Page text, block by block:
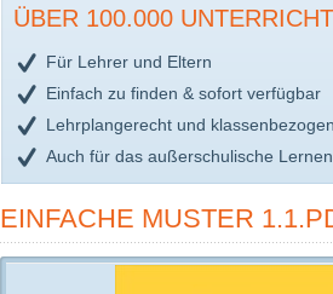
ÜBER 100.000
Für Lehrer und Eltern
Einfach zu finden & sofort verfügbar
Lehrplangerecht und klassenbezogen
Auch für das außerschulische
EINFACHE MUSTER